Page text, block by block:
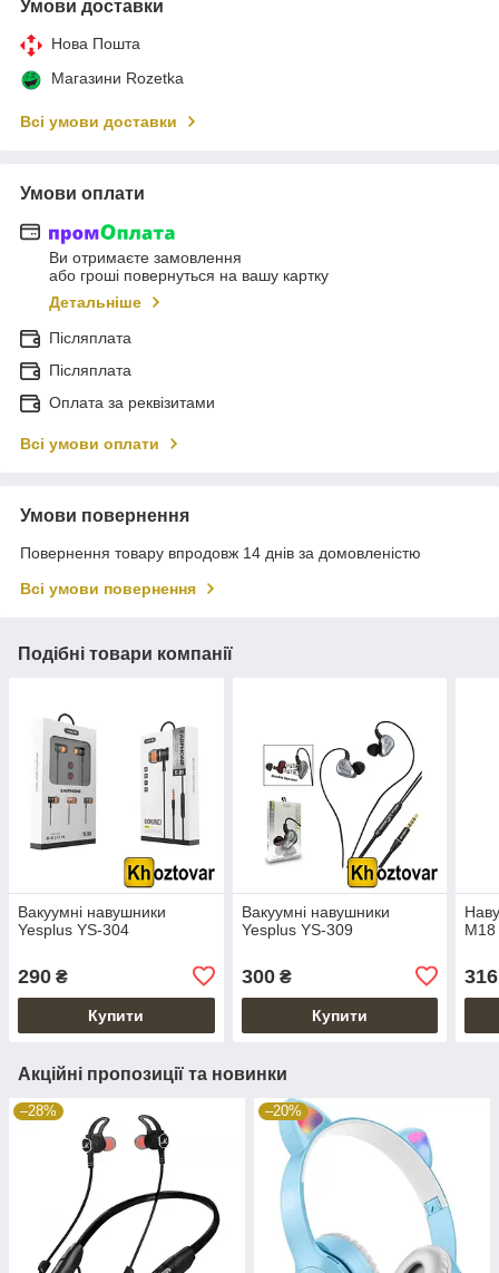
Умови доставки
Нова Пошта
Магазини Rozetka
Всі умови доставки
Умови оплати
Ви отримаєте замовлення
або гроші повернуться на вашу картку
Детальніше
Післяплата
Післяплата
Оплата за реквізитами
Всі умови оплати
Умови повернення
Повернення товару впродовж 14 днів за домовленістю
Всі умови повернення
Подібні товари компанії
Вакуумні навушники
Yesplus YS-304
290 ₴
Купити
Вакуумні навушники
Yesplus YS-309
300₴
Купити
M18
316
Акційні пропозиції та новинки
–28% –20%